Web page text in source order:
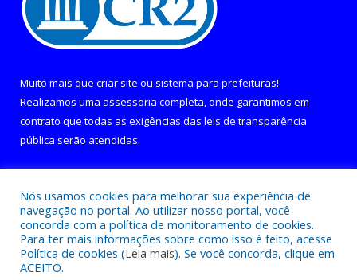
Muito mais que criar site ou sistema para prefeituras!
Realizamos uma assessoria completa, onde garantimos em
contrato que todas as exigências das leis de transparência
pública serão atendidas.
Todos os direitos reservados a Câmara Municipal de Curralinho.
Nós usamos cookies para melhorar sua experiência de
navegação no portal. Ao utilizar nosso portal, você
concorda com a política de monitoramento de cookies.
Para ter mais informações sobre como isso é feito, acesse
Política de cookies (Leia mais). Se você concorda, clique em
ACEITO.